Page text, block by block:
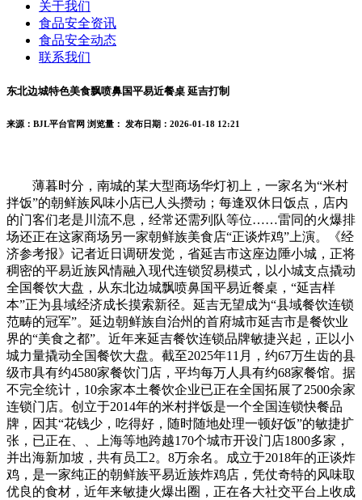
关于我们
食品安全资讯
食品安全动态
联系我们
东北边城特色美食飘喷鼻国平易近餐桌 延吉打制
来源：BJL平台官网 浏览量： 发布日期：2026-01-18 12:21
薄暮时分，南城的某大型商场华灯初上，一家名为“米村
拌饭”的朝鲜族风味小店已人头攒动；每逢双休日饭点，店内
的门客们老是川流不息，经常还需列队等位……雷同的火爆排
场还正在这家商场另一家朝鲜族美食店“正谈炸鸡”上演。《经
济参考报》记者近日调研发觉，省延吉市这座边陲小城，正将
稠密的平易近族风情融入现代连锁贸易模式，以小城支点撬动
全国餐饮大盘，从东北边城飘喷鼻国平易近餐桌，“延吉样
本”正为县域经济成长摸索新径。延吉无望成为“县域餐饮连锁
范畴的冠军”。延边朝鲜族自治州的首府城市延吉市是餐饮业
界的“美食之都”。近年来延吉餐饮连锁品牌敏捷兴起，正以小
城力量撬动全国餐饮大盘。截至2025年11月，约67万生齿的县
级市具有约4580家餐饮门店，平均每万人具有约68家餐馆。据
不完全统计，10余家本土餐饮企业已正在全国拓展了2500余家
连锁门店。创立于2014年的米村拌饭是一个全国连锁快餐品
牌，因其“花钱少，吃得好，随时随地处理一顿好饭”的敏捷扩
张，已正在、、上海等地跨越170个城市开设门店1800多家，
并出海新加坡，共有员工2。8万余名。成立于2018年的正谈炸
鸡，是一家纯正的朝鲜族平易近族炸鸡店，凭仗奇特的风味取
优良的食材，近年来敏捷火爆出圈，正在各大社交平台上收成